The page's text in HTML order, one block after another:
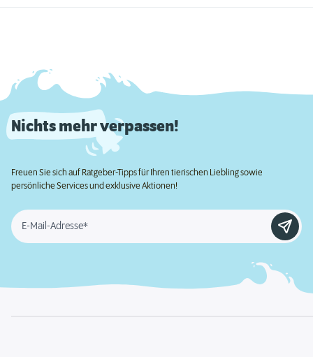
Nichts mehr verpassen!
Freuen Sie sich auf Ratgeber-Tipps für Ihren tierischen Liebling sowie
persönliche Services und exklusive Aktionen!
E-Mail-Adresse*